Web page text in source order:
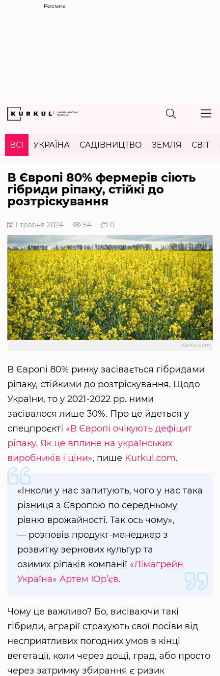
Реклама
ВСІ УКРАЇНА САДІВНИЦТВО ЗЕМЛЯ СВІТ
В Європі 80% фермерів сіють
гібриди ріпаку, стійкі до
розтріскування
1 травня 2024 54 0
Kurkul.com
В Європі 80% ринку засівається гібридами
ріпаку, стійкими до розтріскування. Щодо
України, то у 2021-2022 рр. ними
засівалося лише 30%. Про це йдеться у
спецпроєкті «В Європі очікують дефіцит
ріпаку. Як це вплине на українських
виробників і ціни», пише Kurkul.com.
«Інколи у нас запитують, чого у нас така
різниця з Європою по середньому
рівню врожайності. Так ось чому»,
— розповів продукт-менеджер з
розвитку зернових культур та
озимих ріпаків компанії «Лімагрейн
Україна» Артем Юр’єв.
Чому це важливо? Бо, висіваючи такі
гібриди, аграрії страхують свої посіви від
несприятливих погодних умов в кінці
вегетації, коли через дощі, град, або просто
через затримку збирання є ризик